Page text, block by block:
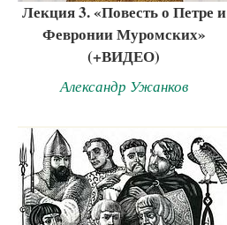
Лекция 3. «Повесть о Петре и
Февронии Муромских»
(+ВИДЕО)
Александр Ужанков